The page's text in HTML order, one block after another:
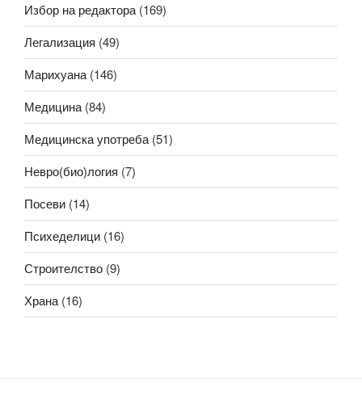
Избор на редактора(169)
Легализация (49)
Марихуана(146)
Медицина(84)
Медицинска употреба(51)
Невро(био)логия (7)
Посеви (14)
Психеделици (16)
Строителство (9)
Храна(16)